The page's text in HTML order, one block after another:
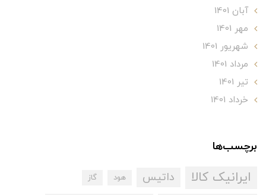
آبان 1401
مهر 1401
شهریور 1401
مرداد 1401
تير 1401
خرداد 1401
برچسب‌ها
ایرانیک کالا داتیس هود گاز